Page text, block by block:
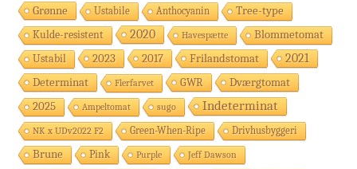
Grønne Ustabile Anthocyanin Tree-type
Kulde-resistent 2020 Havespætte
Blommetomat
Ustabil
2023 2017 Frilandstomat
2021
Determinat
Flerfarvet GWR Dværgtomat
2025 Ampeltomat sugo Indeterminat
NK x UDv2022 F2 Green-When-Ripe Drivhusbyggeri
Brune Pink Purple Jeff Dawson